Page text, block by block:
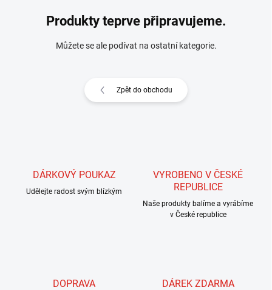
Produkty teprve připravujeme.
Můžete se ale podívat na ostatní kategorie.
Zpět do obchodu
DÁRKOVÝ POUKAZ
Udělejte radost svým blízkým
VYROBENO V ČESKÉ
REPUBLICE
Naše produkty balíme a vyrábíme
v České republice
DOPRAVA DÁREK ZDARMA